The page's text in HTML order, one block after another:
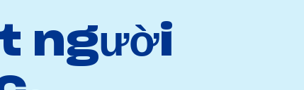
người